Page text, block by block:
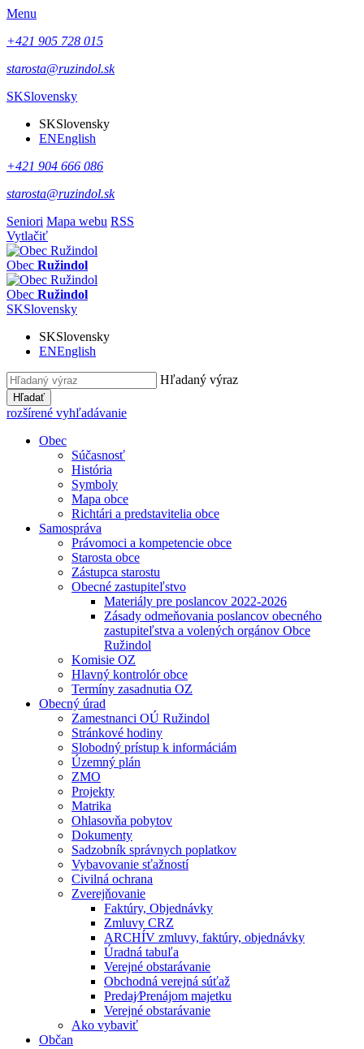
Menu
+421 905 728 015
starosta@ruzindol.sk
SKSlovensky
SKSlovensky
ENEnglish
+421 904 666 086
starosta@ruzindol.sk
Seniori Mapa webu RSS
Vytlačiť
Obec Ružindol
Obec Ružindol
SKSlovensky
SKSlovensky
ENEnglish
Hľadaný výraz
Hľadať
rozšírené vyhľadávanie
Obec
Súčasnosť
História
Symboly
Mapa obce
Richtári a predstavitelia obce
Samospráva
Právomoci a kompetencie obce
Starosta obce
Zástupca starostu
Obecné zastupiteľstvo
Materiály pre poslancov 2022-2026
Zásady odmeňovania poslancov obecného
zastupiteľstva a volených orgánov Obce
Ružindol
Komisie OZ
Hlavný kontrolór obce
Termíny zasadnutia OZ
Obecný úrad
Zamestnanci OÚ Ružindol
Stránkové hodiny
Slobodný prístup k informáciám
Územný plán
ZMO
Projekty
Matrika
Ohlasovňa pobytov
Dokumenty
Sadzobník správnych poplatkov
Vybavovanie sťažností
Civilná ochrana
Zverejňovanie
Faktúry, Objednávky
Zmluvy CRZ
ARCHÍV zmluvy, faktúry, objednávky
Úradná tabuľa
Verejné obstarávanie
Obchodná verejná súťaž
Predaj⁄Prenájom majetku
Verejné obstarávanie
Ako vybaviť
Občan